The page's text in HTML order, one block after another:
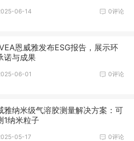
0评论
06-14
恩威雅发布ESG报告，展示环
诺与成果
0评论
06-01
雅纳米级气溶胶测量解决方案：可
1纳米粒子
0评论
05-17